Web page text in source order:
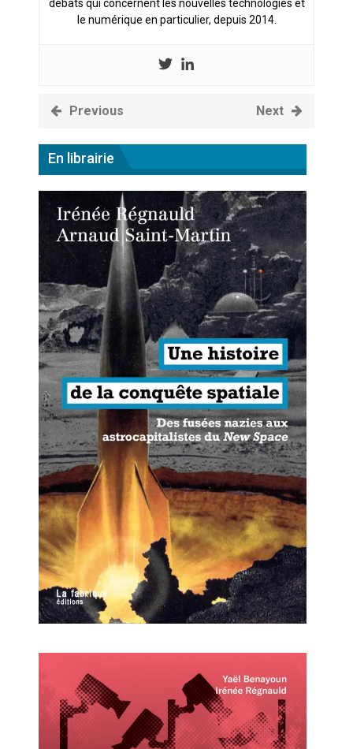
débats qui concernent les nouvelles technologies et
le numérique en particulier, depuis 2014.
Previous Next
En librairie